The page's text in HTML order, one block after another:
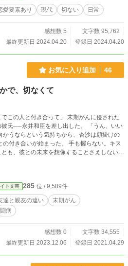
愛要素あり 現代 切ない 日常
感想数 5
文字数 95,762
最終更新日 2024.04.20
登録日 2024.04.20
お気に入り追加 46
で、切なくて
き合って」 末期がんに侵された
井和臣を差し出した。 「うん、いい
も、彼との未来を想像することさえしない偽
た。 「由紀
葉に杏沙は、ちくりと
生のいびつで切ない秋から冬までのお話。
正のためいったん非公開にして再投稿してい
ト文芸 285 位 / 9,589件
達と親友の違い
末期がん
闘病
感想数 0
文字数 34,555
最終更新日 2023.12.06
登録日 2021.04.29